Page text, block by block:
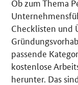
Ob zum Thema
Checklisten und
passende
kostenlose
herunter. Das